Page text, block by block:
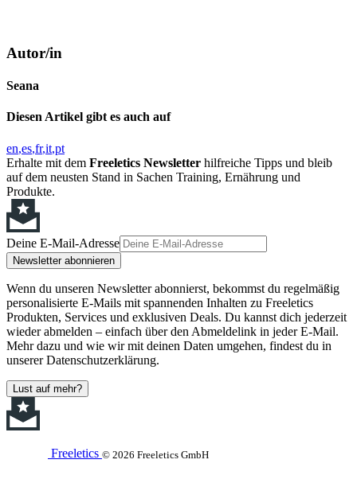
Autor/in
Seana
Diesen Artikel gibt es auch auf
en es fr it pt
Erhalte mit dem Freeletics Newsletter hilfreiche Tipps und bleib
auf dem neusten Stand in Sachen Training, Ernährung und
Produkte.
Deine E-Mail-Adresse
Newsletter abonnieren
Wenn du unseren Newsletter abonnierst, bekommst du regelmäßig
personalisierte E-Mails mit spannenden Inhalten zu Freeletics
Produkten, Services und exklusiven Deals. Du kannst dich jederzeit
wieder abmelden – einfach über den Abmeldelink in jeder E-Mail.
Mehr dazu und wie wir mit deinen Daten umgehen, findest du in
unserer Datenschutzerklärung.
Lust auf mehr?
Freeletics © 2026 Freeletics GmbH